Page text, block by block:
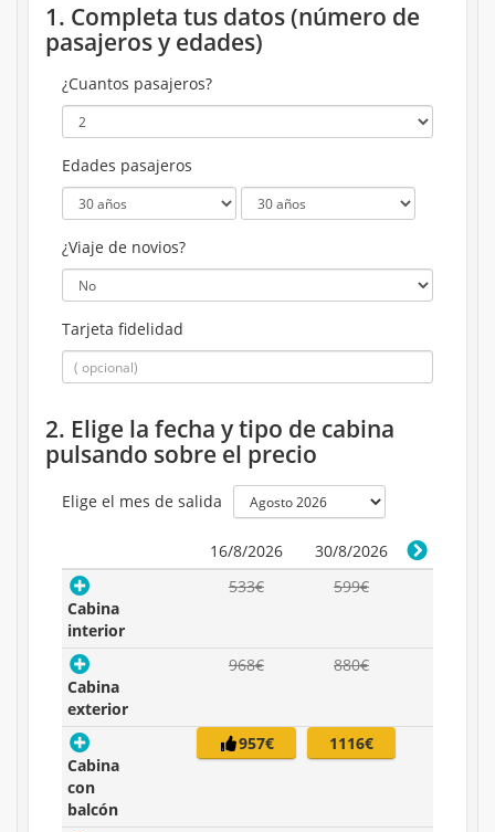
1. Completa tus datos (número de
pasajeros y edades)
¿Cuantos pasajeros?
Edades pasajeros
¿Viaje de novios?
Tarjeta fidelidad
2. Elige la fecha y tipo de cabina
pulsando sobre el precio
Elige el mes de salida
16/8/2026 30/8/2026
Cabina
interior
533€ 599€
Cabina
exterior
968€ 880€
Cabina
con
balcón
957€ 1116€